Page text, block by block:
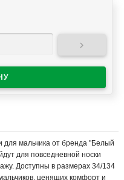

мальчика от бренда "Белый
для повседневной носки
Доступны в размерах 34/134
ценящих комфорт и